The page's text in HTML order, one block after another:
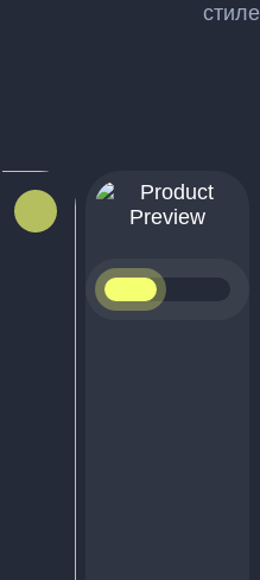
Handle